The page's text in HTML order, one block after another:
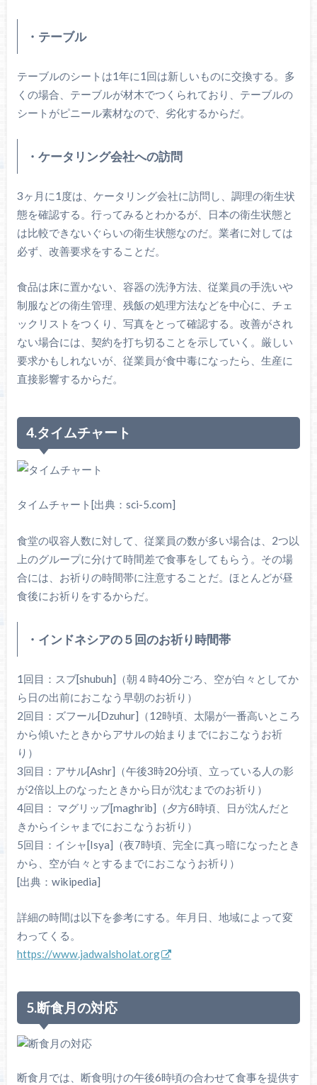
・テーブル
テーブルのシートは1年に1回は新しいものに交換する。多
くの場合、テーブルが材木でつくられており、テーブルの
シートがピニール素材なので、劣化するからだ。
・ケータリング会社への訪問
3ヶ月に1度は、ケータリング会社に訪問し、調理の衛生状
態を確認する。行ってみるとわかるが、日本の衛生状態と
は比較できないぐらいの衛生状態なのだ。業者に対しては
必ず、改善要求をすることだ。
食品は床に置かない、容器の洗浄方法、従業員の手洗いや
制服などの衛生管理、残飯の処理方法などを中心に、チェ
ックリストをつくり、写真をとって確認する。改善がされ
ない場合には、契約を打ち切ることを示していく。厳しい
要求かもしれないが、従業員が食中毒になったら、生産に
直接影響するからだ。
4.タイムチャート
タイムチャート[出典：sci-5.com]
食堂の収容人数に対して、従業員の数が多い場合は、2つ以
上のグループに分けて時間差で食事をしてもらう。その場
合には、お祈りの時間帯に注意することだ。ほとんどが昼
食後にお祈りをするからだ。
・インドネシアの５回のお祈り時間帯
1回目：スブ[shubuh]（朝４時40分ごろ、空が白々としてか
ら日の出前におこなう早朝のお祈り）
2回目：ズフール[Dzuhur]（12時頃、太陽が一番高いところ
から傾いたときからアサルの始まりまでにおこなうお祈
り）
3回目：アサル[Ashr]（午後3時20分頃、立っている人の影
が2倍以上のなったときから日が沈むまでのお祈り）
4回目： マグリッブ[maghrib]（夕方6時頃、日が沈んだと
きからイシャまでにおこなうお祈り）
5回目：イシャ[Isya]（夜7時頃、完全に真っ暗になったとき
から、空が白々とするまでにおこなうお祈り）
[出典：wikipedia]
詳細の時間は以下を参考にする。年月日、地域によって変
わってくる。
https://www.jadwalsholat.org
5.断食月の対応
断食月では、断食明けの午後6時頃の合わせて食事を提供す